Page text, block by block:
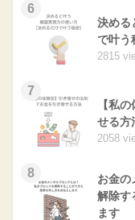
6
決める
で叶う
2815
7
【私
せる方
2058
8
お金の
解除す
ます